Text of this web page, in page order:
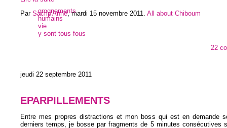
Par Sacrip'Anne,mardi 15 novembre 2011 All about Chiboum
grognements
humains
vie
y sont tous fous
22
jeudi 22 septembre 2011
EPARPILLEMENTS
Entre mes propres distractions et mon boss qui est en demande
derniers temps, je bosse par fragments de 5 minutes consécutives